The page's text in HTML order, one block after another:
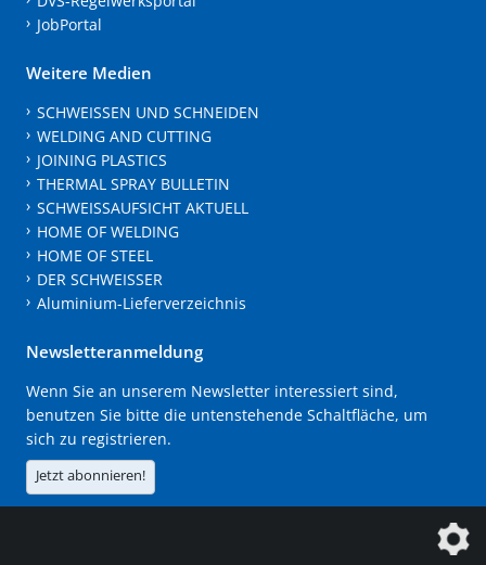
JobPortal
Weitere Medien
SCHWEISSEN UND SCHNEIDEN
WELDING AND CUTTING
JOINING PLASTICS
THERMAL SPRAY BULLETIN
SCHWEISSAUFSICHT AKTUELL
HOME OF WELDING
HOME OF STEEL
DER SCHWEISSER
Aluminium-Lieferverzeichnis
Newsletteranmeldung
Wenn Sie an unserem Newsletter interessiert sind,
benutzen Sie bitte die untenstehende Schaltfläche, um
sich zu registrieren.
Jetzt abonnieren!